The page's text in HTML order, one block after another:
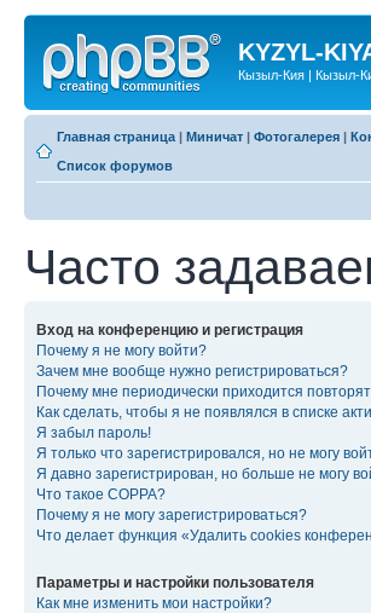
KYZYL-
Кызыл-Кия | Кызыл-
Главная страница | Миничат | Фотогалерея |
Список форумов
Часто
Вход на конференцию и регистрация
Почему я не могу войти?
Зачем мне вообще нужно регистрироваться?
Почему мне периодически приходится
Как сделать, чтобы я не появлялся в списке
Я забыл пароль!
Я только что зарегистрировался, но не могу
Я давно зарегистрирован, но больше не могу
Что такое COPPA?
Почему я не могу зарегистрироваться?
Что делает функция «Удалить cookies
Параметры и настройки пользователя
Как мне изменить мои настройки?